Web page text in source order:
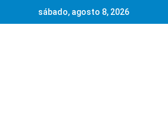
sábado, agosto 8, 2026